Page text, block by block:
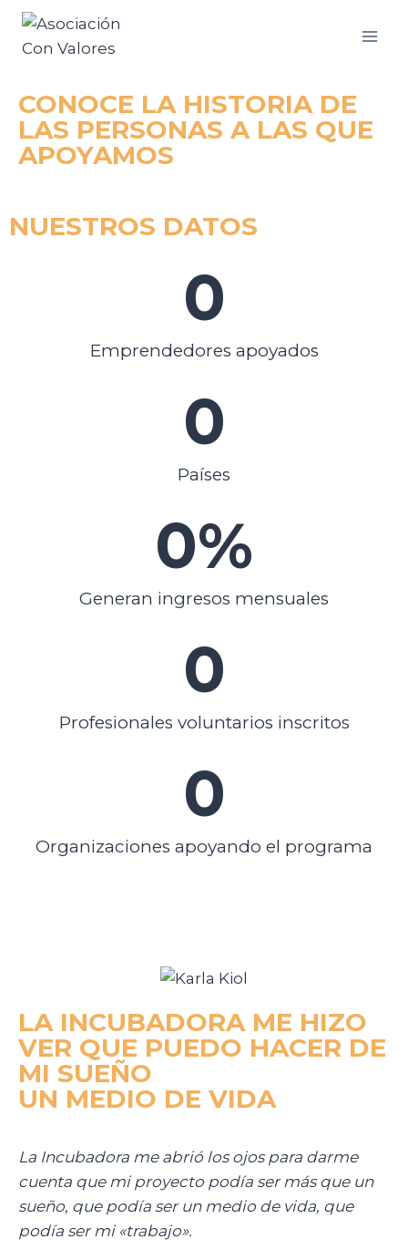
CONOCE LA HISTORIA DE
LAS PERSONAS A LAS QUE
APOYAMOS
NUESTROS DATOS
Emprendedores apoyados
0
Países
0
Generan ingresos mensuales
0%
Profesionales voluntarios inscritos
0
Organizaciones apoyando el programa
0
LA INCUBADORA ME HIZO
VER QUE PUEDO HACER DE
MI SUEÑO
UN MEDIO DE VIDA
La Incubadora me abrió los ojos para darme
cuenta que mi proyecto podía ser más que un
sueño, que podía ser un medio de vida, que
podía ser mi «trabajo».